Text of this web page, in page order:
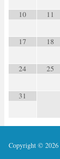
10 11
17 18
24 25
31
Copyright © 2026